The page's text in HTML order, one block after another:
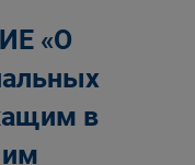
«О
в
им